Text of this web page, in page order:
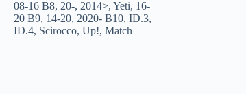
08-16 B8, 20-, 2014>, Yeti, 16-
20 B9, 14-20, 2020- B10, ID.3,
ID.4, Scirocco, Up!, Match